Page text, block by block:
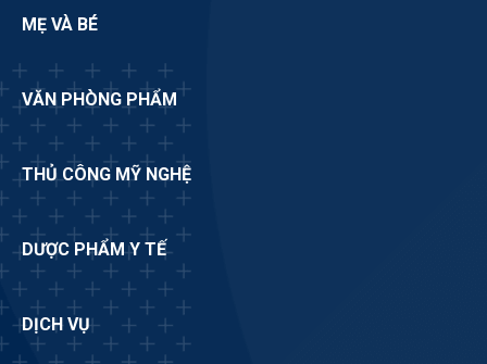
MẸ VÀ BÉ
VĂN PHÒNG PHẨM
THỦ CÔNG MỸ NGHỆ
DƯỢC PHẨM Y TẾ
DỊCH VỤ